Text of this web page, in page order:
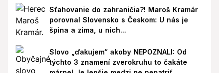
Sťahovanie do zahraničia?! Maroš Kramár
porovnal Slovensko s Českom: U nás je
špina a zima, u nich...
Slovo „ďakujem“ akoby NEPOZNALI: Od
týchto 3 znamení zverokruhu to čakáte